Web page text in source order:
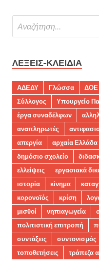
ΛΈΞΕΙΣ-ΚΛΕΙΔΙΆ
ΑΔΕΔΥ Γλώσσα ΔΟΕ
Σύλλογος
Υπουργείο
έργα συναδέλφων
αναπληρωτές
απεργία
αρχαία Ελλάδα
δημόσιο σχολείο
ελλείψεις
εργασιακά
ιστορία
κίνημα
κορονοϊός
κρίση
μισθοί
νηπιαγωγεία
πολιτιστική επιτροπή
συντάξεις
συντονισμός
τοποθετήσεις
τράπεζα